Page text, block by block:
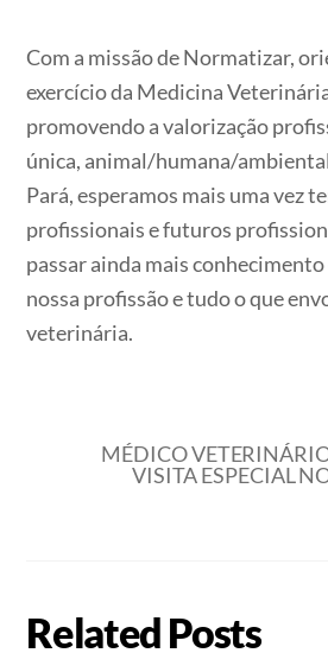
Com a missão de Normatizar,
exercício da Medicina
promovendo a valorização
única, animal/humana/
Pará, esperamos mais uma vez
profissionais e futuros
passar ainda mais
nossa profissão e tudo o que
veterinária.
MÉDICO
VISITA ESPECIAL
Related Posts